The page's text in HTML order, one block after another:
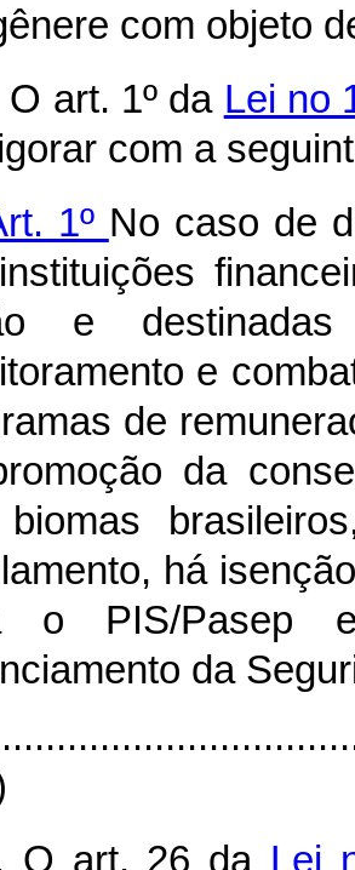
com objeto
art. 1º da Lei no
com a
1º No caso de
e
e
de
da
há
o PIS/Pasep
da
O art. 26 da Lei